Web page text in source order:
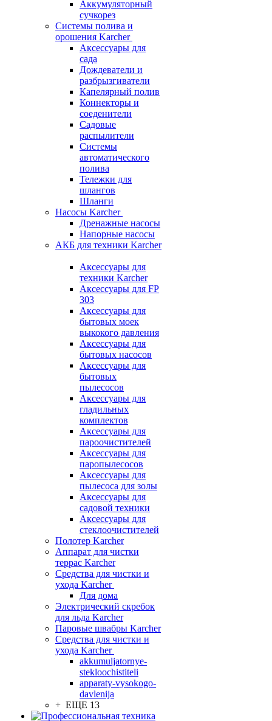
Аккумуляторный
сучкорез
Системы полива и
орошения Karcher
Аксессуары для
сада
Дождеватели и
разбрызгиватели
Капелярный полив
Коннекторы и
соеденители
Садовые
распылители
Системы
автоматического
полива
Тележки для
шлангов
Шланги
Насосы Karcher
Дренажные насосы
Напорные насосы
АКБ для техники Karcher
Аксессуары для
техники Karcher
Аксессуары для FP
303
Аксессуары для
бытовых моек
выкокого давления
Аксессуары для
бытовых насосов
Аксессуары для
бытовых
пылесосов
Аксессуары для
гладильных
комплектов
Аксессуары для
пароочистителей
Аксессуары для
паропылесосов
Аксессуары для
пылесоса для золы
Аксессуары для
садовой техники
Аксессуары для
стеклоочистителей
Полотер Karcher
Аппарат для чистки
террас Karcher
Средства для чистки и
ухода Karcher
Для дома
Электрический скребок
для льда Karcher
Паровые швабры Karcher
Средства для чистки и
ухода Karcher
akkumuljatornye-
stekloochistiteli
apparaty-vysokogo-
davlenija
+ ЕЩЕ 13